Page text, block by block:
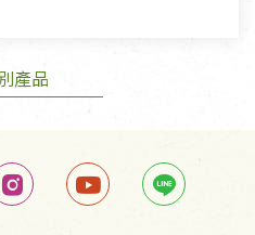
用原箱退回，導致書籍有
角，將不接受退貨，也不
產品